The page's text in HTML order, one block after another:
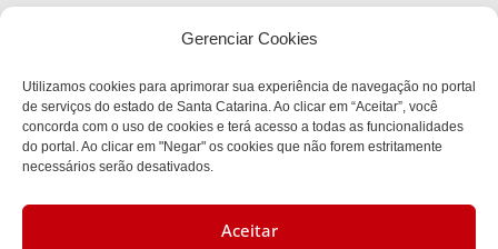
Gerenciar Cookies
Utilizamos cookies para aprimorar sua experiência de navegação no portal
de serviços do estado de Santa Catarina. Ao clicar em “Aceitar”, você
concorda com o uso de cookies e terá acesso a todas as funcionalidades
do portal. Ao clicar em "Negar" os cookies que não forem estritamente
necessários serão desativados.
Aceitar
Centro Administrativo Governador Casildo João
Rod. SC 401 – Km 15, nº 4600
Bloco III - 2º andar
Bairro:
Saco Grande
Cidade:
CEP: